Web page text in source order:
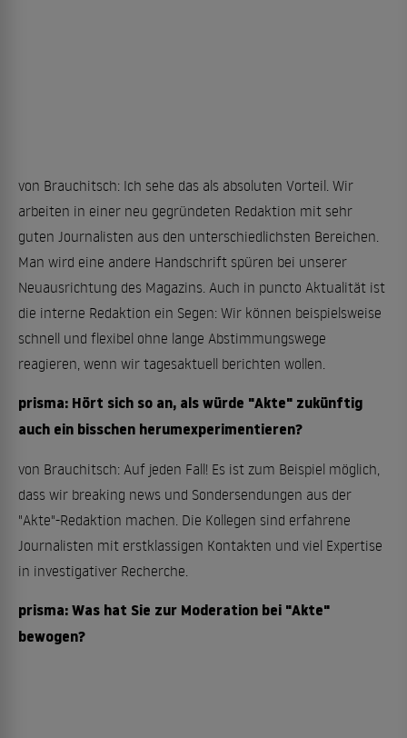
von Brauchitsch: Ich sehe das als absoluten Vorteil. Wir
arbeiten in einer neu gegründeten Redaktion mit sehr
guten Journalisten aus den unterschiedlichsten Bereichen.
Man wird eine andere Handschrift spüren bei unserer
Neuausrichtung des Magazins. Auch in puncto Aktualität ist
die interne Redaktion ein Segen: Wir können beispielsweise
schnell und flexibel ohne lange Abstimmungswege
reagieren, wenn wir tagesaktuell berichten wollen.
prisma: Hört sich so an, als würde "Akte" zukünftig
auch ein bisschen herumexperimentieren?
von Brauchitsch: Auf jeden Fall! Es ist zum Beispiel möglich,
dass wir breaking news und Sondersendungen aus der
"Akte"-Redaktion machen. Die Kollegen sind erfahrene
Journalisten mit erstklassigen Kontakten und viel Expertise
in investigativer Recherche.
prisma: Was hat Sie zur Moderation bei "Akte"
bewogen?